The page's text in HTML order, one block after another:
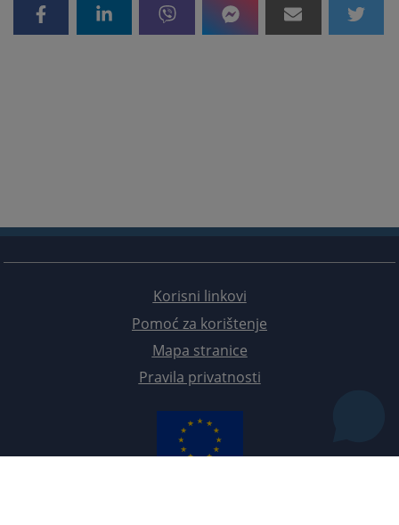
Korisni linkovi
Pomoć za korištenje
Mapa stranice
Pravila privatnosti